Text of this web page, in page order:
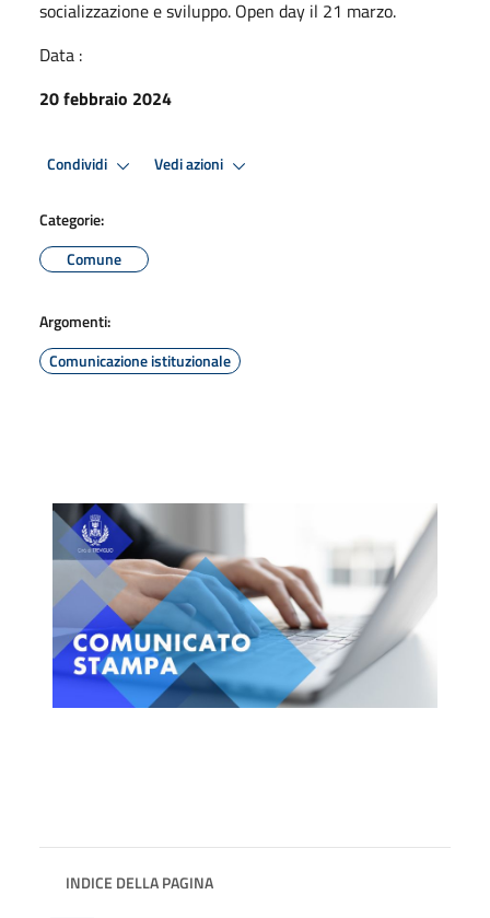
socializzazione e sviluppo. Open day il 21 marzo.
Data :
20 febbraio 2024
Condividi Vedi azioni
Categorie:
Comune
Argomenti:
Comunicazione istituzionale
INDICE DELLA PAGINA